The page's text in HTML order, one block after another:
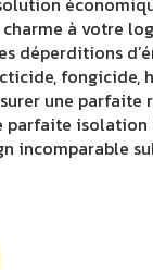
à votre
déperditions
fongicide,
une parfaite
parfaite
incomparable
de